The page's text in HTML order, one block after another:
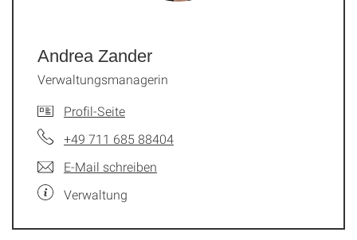
Andrea Zander
Verwaltungsmanagerin
Profil-Seite
+49 711 685 88404
E-Mail schreiben
Verwaltung